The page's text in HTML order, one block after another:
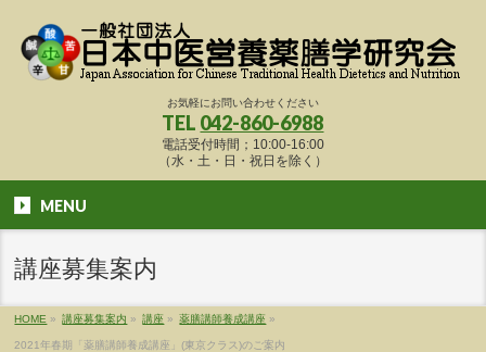
お気軽にお問い合わせください
TEL 042-860-6988
電話受付時間；10:00-16:00
（水・土・日・祝日を除く）
MENU
講座募集案内
HOME » 講座募集案内 » 講座 » 薬膳講師養成講座 »
2021年春期「薬膳講師養成講座」(東京クラス)のご案内